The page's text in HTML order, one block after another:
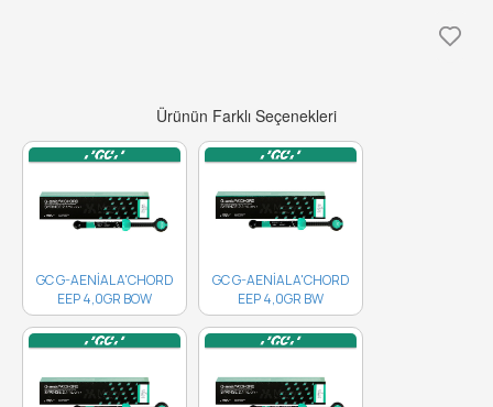
Ürünün Farklı Seçenekleri
GC G-AENİAL A'CHORD
EEP 4,0GR BOW
10006790 ..
GC G-AENİAL A'CHORD
EEP 4,0GR BW
10006786..